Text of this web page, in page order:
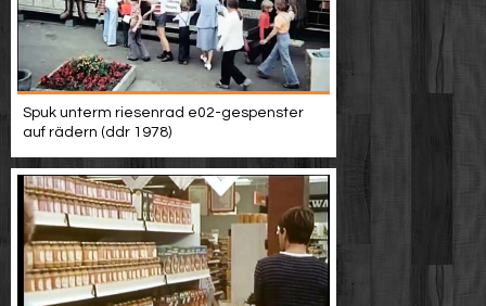
Spuk unterm riesenrad e02-gespenster
auf rädern (ddr 1978)